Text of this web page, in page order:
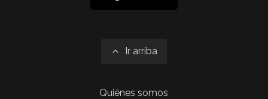
Ir arriba
Quiénes somos